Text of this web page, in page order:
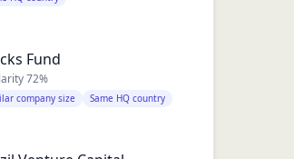
Fund
72%
company size Same HQ country